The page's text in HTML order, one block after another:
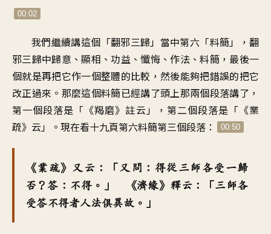
00:02
我們繼續講這個「翻邪三歸」當中第六「料簡」，翻
邪三歸中歸意、顯相、功益、懺悔、作法、料簡，最後一
個就是再把它作一個整體的比較，然後能夠把錯誤的把它
改正過來。那麼這個料簡已經講了頭上那兩個段落講了，
第一個段落是「《羯磨》註云」，第二個段落是「《業
疏》云」。現在看十九頁第六料簡第三個段落：
00:50
《業疏》又云：「又問：得從三師各受一歸
否？答：不得。」 《濟緣》釋云：「三師各
受答不得者人法俱異故。」